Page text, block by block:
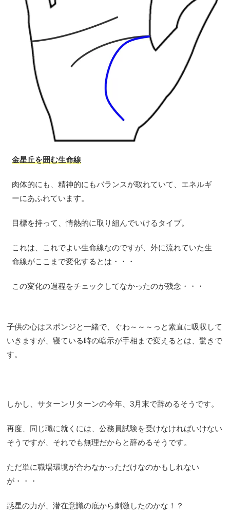
金星丘を囲む生命線
肉体的にも、精神的にもバランスが取れていて、エネルギ
ーにあふれています。
目標を持って、情熱的に取り組んでいけるタイプ。
これは、これでよい生命線なのですが、外に流れていた生
命線がここまで変化するとは・・・
この変化の過程をチェックしてなかったのが残念・・・
子供の心はスポンジと一緒で、ぐわ～～～っと素直に吸収して
いきますが、寝ている時の暗示が手相まで変えるとは、驚きで
す。
しかし、サターンリターンの今年、3月末で辞めるそうです。
再度、同じ職に就くには、公務員試験を受けなければいけない
そうですが、それでも無理だからと辞めるそうです。
ただ単に職場環境が合わなかっただけなのかもしれない
が・・・
惑星の力が、潜在意識の底から刺激したのかな！？